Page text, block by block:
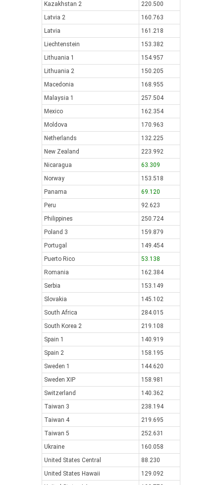
Kazakhstan 2
220.500
Latvia 2
160.763
Latvia
161.218
Liechtenstein
153.382
Lithuania 1
154.957
Lithuania 2
150.205
Macedonia
168.955
Malaysia 1
257.504
Mexico
162.354
Moldova
170.963
Netherlands
132.225
New Zealand
223.992
Nicaragua
63.309
Norway
153.518
Panama
69.120
Peru
92.623
Philippines
250.724
Poland 3
159.879
Portugal
149.454
Puerto Rico
53.138
Romania
162.384
Serbia
153.149
Slovakia
145.102
South Africa
284.015
South Korea 2
219.108
Spain 1
140.919
Spain 2
158.195
Sweden 1
144.620
Sweden XIP
158.981
Switzerland
140.362
Taiwan 3
238.194
Taiwan 4
219.695
Taiwan 5
252.631
Ukraine
160.058
United States Central
88.230
United States Hawaii
129.092